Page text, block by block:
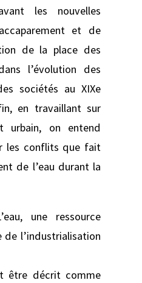
les nouvelles
et de
de la place des
l’évolution des
sociétés au XIXe
en travaillant sur
urbain, on entend
les conflits que fait
de l’eau durant la
une ressource
de l’industrialisation
être décrit comme